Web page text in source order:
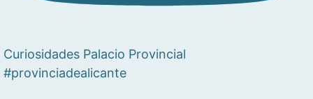
Curiosidades Palacio Provincial
#provinciadealicante